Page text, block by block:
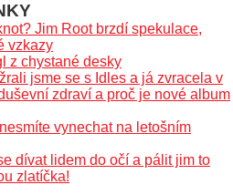
Jim Root brzdí spekulace,
vzkazy
z chystané desky
jsme se s Idles a já zvracela v
zdraví a proč je nové album
vynechat na letošním
dívat lidem do očí a pálit jim to
zlatíčka!